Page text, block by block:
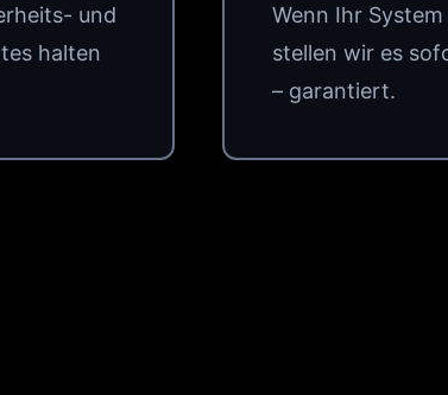
und
halten
Wenn Ihr
stellen wir es
– garantiert.